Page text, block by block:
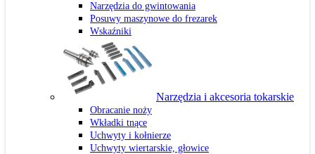
Narzędzia do gwintowania
Posuwy maszynowe do frezarek
Wskaźniki
Narzędzia i akcesoria tokarskie
Obracanie noży
Wkładki tnące
Uchwyty i kołnierze
Uchwyty wiertarskie, głowice